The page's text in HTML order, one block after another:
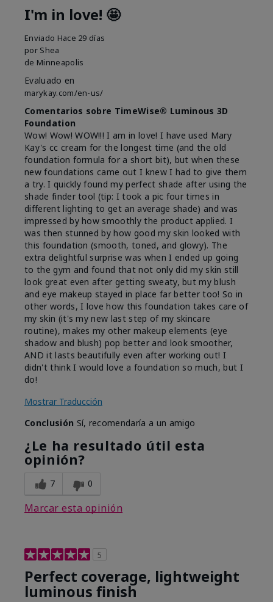
I'm in love! 🤩
Enviado Hace 29 días
por Shea
de Minneapolis
Evaluado en
marykay.com/en-us/
Comentarios sobre TimeWise® Luminous 3D
Foundation
Wow! Wow! WOW!!! I am in love! I have used Mary
Kay's cc cream for the longest time (and the old
foundation formula for a short bit), but when these
new foundations came out I knew I had to give them
a try. I quickly found my perfect shade after using the
shade finder tool (tip: I took a pic four times in
different lighting to get an average shade) and was
impressed by how smoothly the product applied. I
was then stunned by how good my skin looked with
this foundation (smooth, toned, and glowy). The
extra delightful surprise was when I ended up going
to the gym and found that not only did my skin still
look great even after getting sweaty, but my blush
and eye makeup stayed in place far better too! So in
other words, I love how this foundation takes care of
my skin (it's my new last step of my skincare
routine), makes my other makeup elements (eye
shadow and blush) pop better and look smoother,
AND it lasts beautifully even after working out! I
didn't think I would love a foundation so much, but I
do!
Mostrar Traducción
Conclusión Sí, recomendaría a un amigo
¿Le ha resultado útil esta
opinión?
7 0
Marcar esta opinión
5
Perfect coverage, lightweight
luminous finish